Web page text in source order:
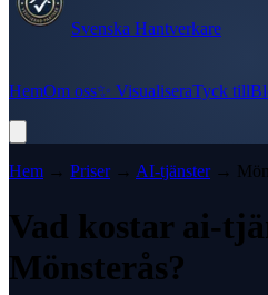
Svenska Hantverkare
HemOm oss✨ VisualiseraTyck till
Hem → Priser→ AI-tjänster→
Vad kostar ai-
Mönsterås?